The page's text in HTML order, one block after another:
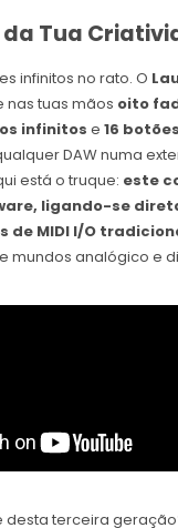
Tua
infinitos no rato. O
tuas mãos oito
infinitos e 16
DAW numa
está o truque: este
ligando-se
de MIDI I/O
mundos analógico e
desta terceira